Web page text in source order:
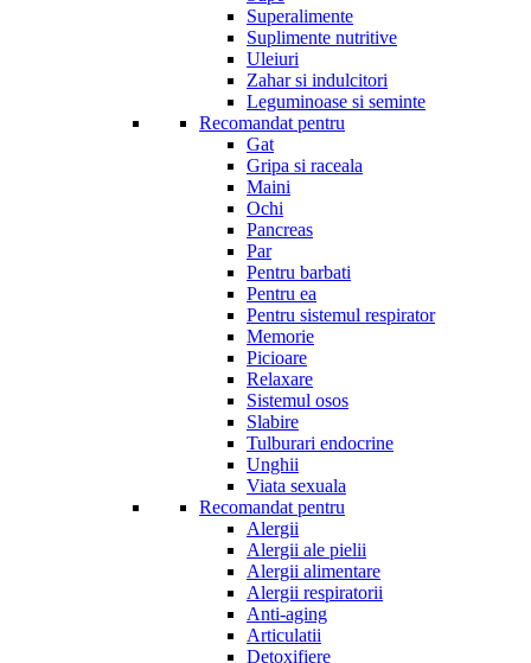
Superalimente
Suplimente nutritive
Uleiuri
Zahar si indulcitori
Leguminoase si seminte
Recomandat pentru
Gat
Gripa si raceala
Maini
Ochi
Pancreas
Par
Pentru barbati
Pentru ea
Pentru sistemul respirator
Memorie
Picioare
Relaxare
Sistemul osos
Slabire
Tulburari endocrine
Unghii
Viata sexuala
Recomandat pentru
Alergii
Alergii ale pielii
Alergii alimentare
Alergii respiratorii
Anti-aging
Articulatii
Detoxifiere